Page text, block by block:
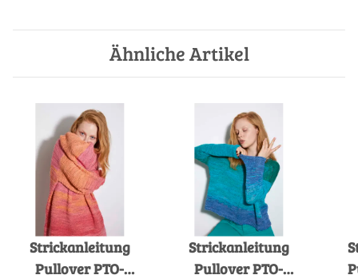
Ähnliche Artikel
Strickanleitung
Pullover PTO-
Strickanleitung
Pullover PTO-